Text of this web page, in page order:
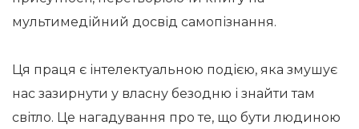
мультимедійний досвід самопізнання.
Ця праця є інтелектуальною подією, яка змушує
нас зазирнути у власну безодню і знайти там
світло. Це нагадування про те, що бути людиною